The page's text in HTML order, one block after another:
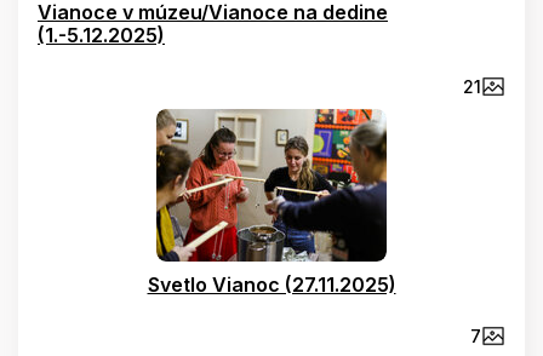
Vianoce v múzeu/Vianoce na dedine
(1.-5.12.2025)
21
Svetlo Vianoc (27.11.2025)
7